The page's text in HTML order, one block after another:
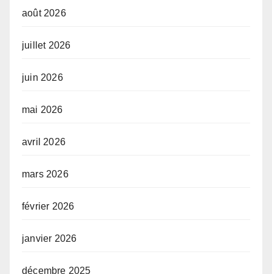
août 2026
juillet 2026
juin 2026
mai 2026
avril 2026
mars 2026
février 2026
janvier 2026
décembre 2025